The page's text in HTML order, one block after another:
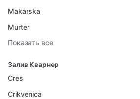
Makarska
Murter
Показать все
Залив Кварнер
Cres
Crikvenica